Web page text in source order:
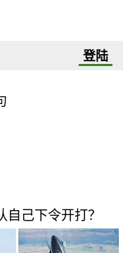
登陆
己下令开打？